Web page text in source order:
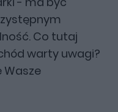
Co tutaj
warty uwagi?
Wasze